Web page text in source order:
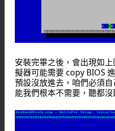
安裝完畢之後，會出現如
擬器可能需要 copy BIOS
預設沒放進去，咱們必須
能我們根本不需要，聽都